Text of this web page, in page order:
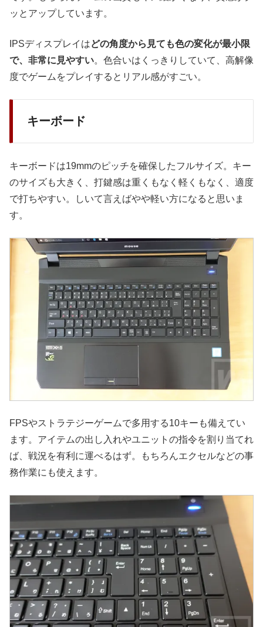
ッとアップしています。
IPSディスプレイはどの角度から見ても色の変化が最小限
で、非常に見やすい。色合いはくっきりしていて、高解像
度でゲームをプレイするとリアル感がすごい。
キーボード
キーボードは19mmのピッチを確保したフルサイズ。キー
のサイズも大きく、打鍵感は重くもなく軽くもなく、適度
で打ちやすい。しいて言えばやや軽い方になると思いま
す。
FPSやストラテジーゲームで多用する10キーも備えてい
ます。アイテムの出し入れやユニットの指令を割り当てれ
ば、戦況を有利に運べるはず。もちろんエクセルなどの事
務作業にも使えます。